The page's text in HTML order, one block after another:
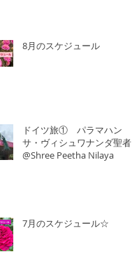
8月のスケジュール
ドイツ旅① パラマハン
サ・ヴィシュワナンダ聖者
@Shree Peetha Nilaya
7月のスケジュール☆